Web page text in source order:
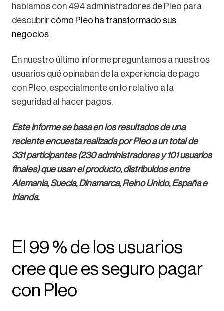
hablamos con 494 administradores de Pleo para
descubrir cómo Pleo ha transformado sus
negocios .
En nuestro último informe preguntamos a nuestros
usuarios qué opinaban de la experiencia de pago
con Pleo, especialmente en lo relativo a la
seguridad al hacer pagos.
Este informe se basa en los resultados de una
reciente encuesta realizada por Pleo a un total de
331 participantes (230 administradores y 101 usuarios
finales) que usan el producto, distribuidos entre
Alemania, Suecia, Dinamarca, Reino Unido, España e
Irlanda.
El 99 % de los usuarios
cree que es seguro pagar
con Pleo